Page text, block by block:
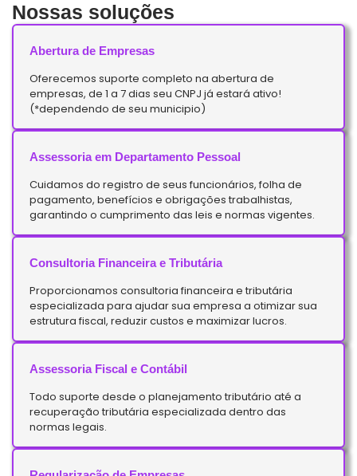
Nossas soluções
Abertura de Empresas
Oferecemos suporte completo na abertura de
empresas, de 1 a 7 dias seu CNPJ já estará ativo!
(*dependendo de seu municipio)
Assessoria em Departamento Pessoal
Cuidamos do registro de seus funcionários, folha de
pagamento, benefícios e obrigações trabalhistas,
garantindo o cumprimento das leis e normas vigentes.
Consultoria Financeira e Tributária
Proporcionamos consultoria financeira e tributária
especializada para ajudar sua empresa a otimizar sua
estrutura fiscal, reduzir custos e maximizar lucros.
Assessoria Fiscal e Contábil
Todo suporte desde o planejamento tributário até a
recuperação tributária especializada dentro das
normas legais.